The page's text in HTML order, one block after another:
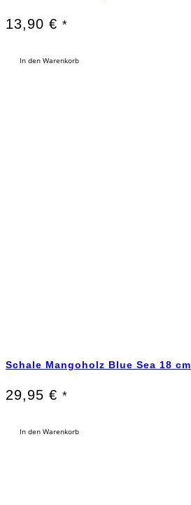
13,90 € *
In den Warenkorb
Schale Mangoholz Blue Sea 18 cm
29,95 € *
In den Warenkorb